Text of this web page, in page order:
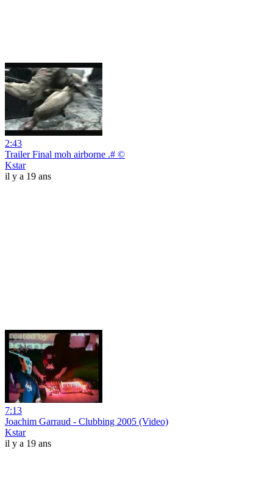
2:43
Trailer Final moh airborne .# ©
Kstar
il y a 19 ans
7:13
Joachim Garraud - Clubbing 2005 (Video)
Kstar
il y a 19 ans